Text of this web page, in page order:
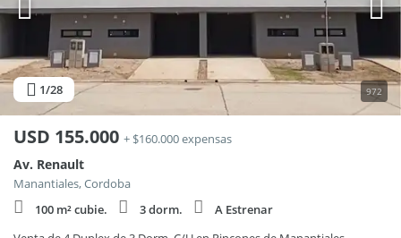
1/28 972
USD 155.000 + $160.000 expensas
Av. Renault
Manantiales, Cordoba
100 m² cubie.
3 dorm.
A Estrenar